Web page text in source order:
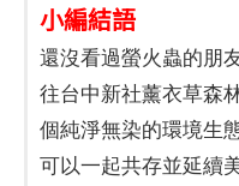
小編結語
還沒看過螢火蟲的朋
往台中新社薰衣草森
個純淨無染的環境生
可以一起共存並延續